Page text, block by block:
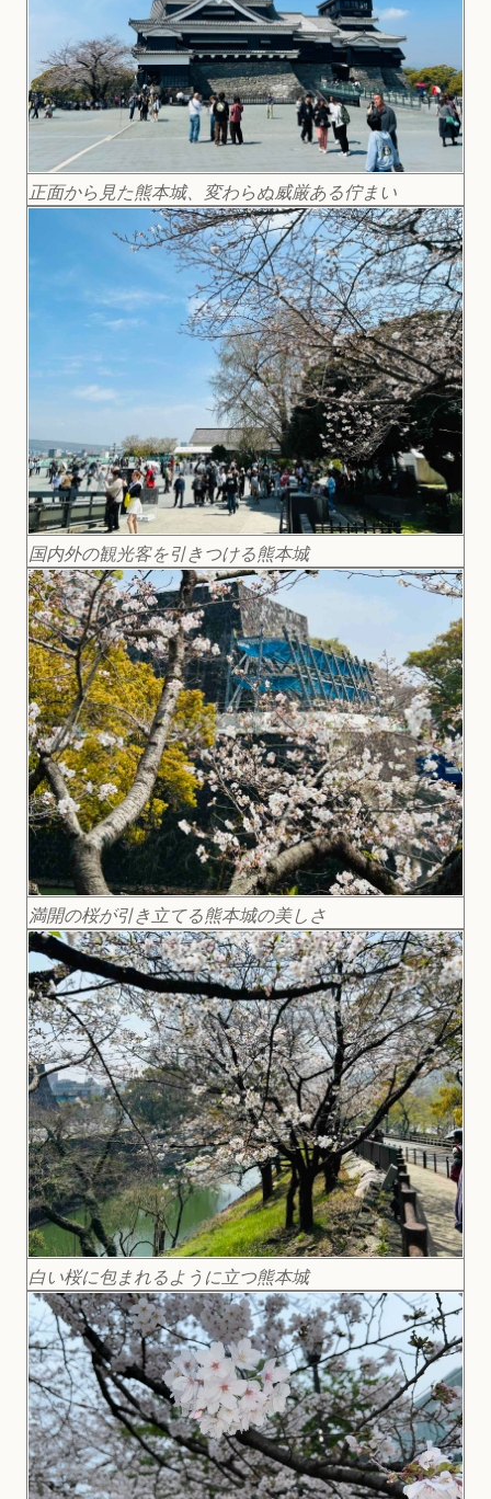
正面から見た熊本城、変わらぬ威厳ある佇まい
国内外の観光客を引きつける熊本城
満開の桜が引き立てる熊本城の美しさ
白い桜に包まれるように立つ熊本城